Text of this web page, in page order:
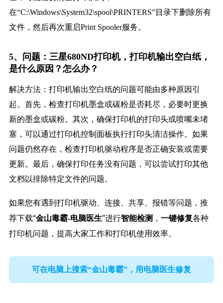
在“C:\Windows\System32\spool\PRINTERS”目录下删除所有
文件，然后再次重启Print Spooler服务。
5、问题：三星680ND打印机，打印机输出空白纸，
是什么原因？怎么办？
解决方法：打印机输出空白纸的问题可能由多种原因引
起。首先，检查打印机墨盒或碳粉是否耗尽，必要时更换
新的墨盒或碳粉。其次，确保打印机的打印头或喷嘴未堵
塞，可以通过打印机控制面板执行打印头清洁操作。如果
问题仍然存在，检查打印机驱动程序是否正确安装或需要
更新。最后，确保打印任务没有问题，可以尝试打印其他
文档以排除特定文件的问题。
如果您有遇到打印机驱动、连接、共享、报错等问题，推
荐下载“金山毒霸-电脑医生”进行智能检测， 一键修复各种
打印机问题，提高大家工作和打印机使用效率。
可在电脑上搜索“金山毒霸”，用电脑医生修复